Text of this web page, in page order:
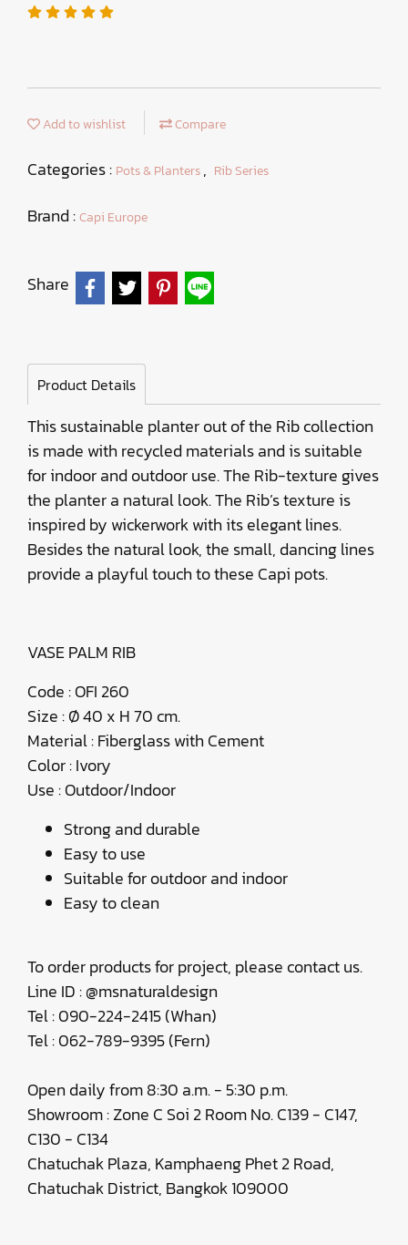
Add to wishlist Compare
Categories : Pots & Planters, Rib Series
Brand :Capi Europe
Share
Product Details
This sustainable planter out of the Rib collection
is made with recycled materials and is suitable
for indoor and outdoor use. The Rib-texture gives
the planter a natural look. The Rib’s texture is
inspired by wickerwork with its elegant lines.
Besides the natural look, the small, dancing lines
provide a playful touch to these Capi pots.
VASE PALM RIB
Code : OFI 260
Size : Ø 40 x H 70 cm.
Material : Fiberglass with Cement
Color : Ivory
Use : Outdoor/Indoor
Strong and durable
Easy to use
Suitable for outdoor and indoor
Easy to clean
To order products for project, please contact us.
Line ID : @msnaturaldesign
Tel : 090-224-2415 (Whan)
Tel : 062-789-9395 (Fern)
Open daily from 8:30 a.m. - 5:30 p.m.
Showroom : Zone C Soi 2 Room No. C139 - C147,
C130 - C134
Chatuchak Plaza, Kamphaeng Phet 2 Road,
Chatuchak District, Bangkok 109000